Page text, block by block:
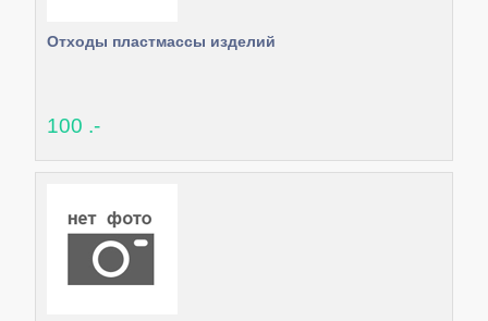
Отходы пластмассы изделий
100 .-